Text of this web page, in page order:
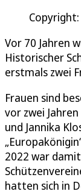
Vor 70 Jahren
Historischer
erstmals zwei
Frauen sind
vor zwei
und Jannika
2022 war
hatten sich in